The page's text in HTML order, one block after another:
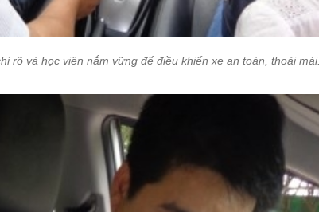
rõ và học viên nắm vững để điều khiển xe an toàn, thoải mái.